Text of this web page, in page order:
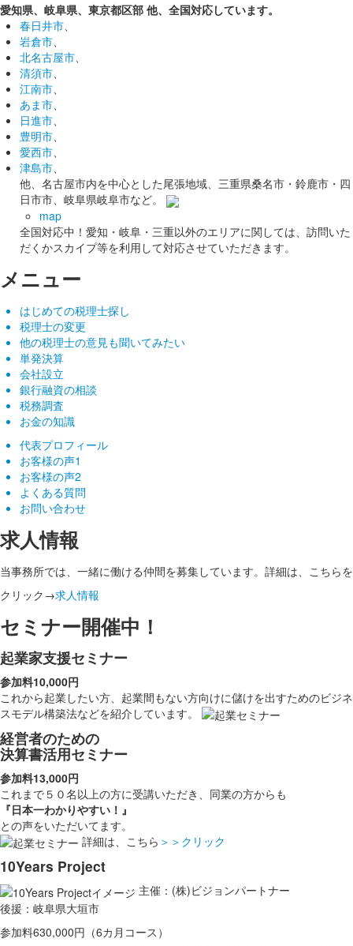
愛知県、岐阜県、東京都区部 他、全国対応しています。
春日井市、
岩倉市、
北名古屋市、
清須市、
江南市、
あま市、
日進市、
豊明市、
愛西市、
津島市、
他、名古屋市内を中心とした尾張地域、三重県桑名市・鈴鹿市・四
日市市、岐阜県岐阜市など。
map
全国対応中！愛知・岐阜・三重以外のエリアに関しては、訪問いた
だくかスカイプ等を利用して対応させていただきます。
メニュー
はじめての税理士探し
税理士の変更
他の税理士の意見も聞いてみたい
単発決算
会社設立
銀行融資の相談
税務調査
お金の知識
代表プロフィール
お客様の声1
お客様の声2
よくある質問
お問い合わせ
求人情報
当事務所では、一緒に働ける仲間を募集しています。詳細は、こちらを
クリック→求人情報
セミナー開催中！
起業家支援セミナー
参加料10,000円
これから起業したい方、起業間もない方向けに儲けを出すためのビジネ
スモデル構築法などを紹介しています。
経営者のための
決算書活用セミナー
参加料13,000円
これまで５０名以上の方に受講いただき、同業の方からも
『日本一わかりやすい！』
との声をいただいてます。
詳細は、こちら ＞＞クリック
10Years Project
主催：(株)ビジョンパートナー
後援：岐阜県大垣市
参加料630,000円（6カ月コース）